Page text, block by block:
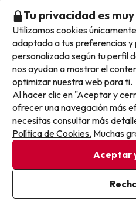
Cocota
Viajó en
Septiembre 2025
Ubicación del hotel
El horario de comida a
acumula mucha gente y se
Escasa variedad de
que hemos estado.
Bien
Septiembre 2025
Tu privacidad es
Utilizamos cookies
adaptada a tus preferencias
personalizada según tu perfil
nos ayudan a mostrar el
optimizar nuestra web para ti.
Al hacer clic en "Aceptar y
ofrecer una navegación más
necesitas consultar más
Política de Cookies. Muchas
Aceptar